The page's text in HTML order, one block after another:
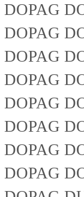
DOPAG
DOPAG
DOPAG
DOPAG
DOPAG
DOPAG
DOPAG
DOPAG